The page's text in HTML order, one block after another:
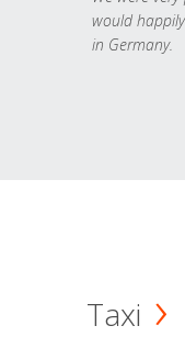
would
in Germany.
Taxi